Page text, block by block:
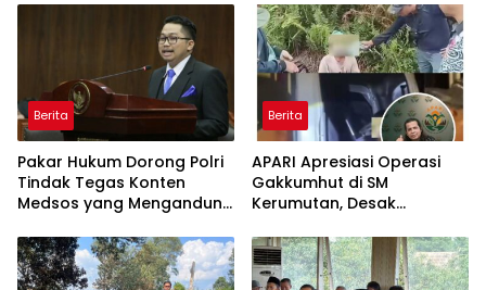
Rekrutmen Polri
Nasional
Berita
Pakar Hukum Dorong Polri
Tindak Tegas Konten
Medsos yang Mengandung
Berita
APARI Apresiasi Operasi
Gakkumhut di SM
Kerumutan, Desak
Jaringan Pembalak Liar